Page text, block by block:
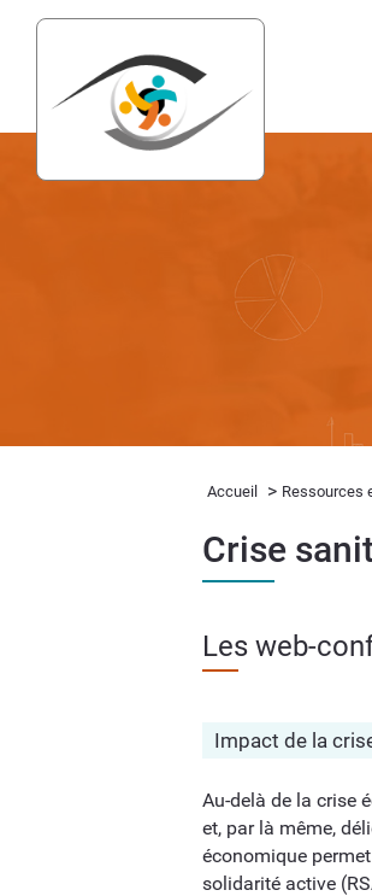
Accueil > Ressources
Crise
Les web-
Impact de la
Au-delà de la crise
et, par là même,
économique
solidarité active